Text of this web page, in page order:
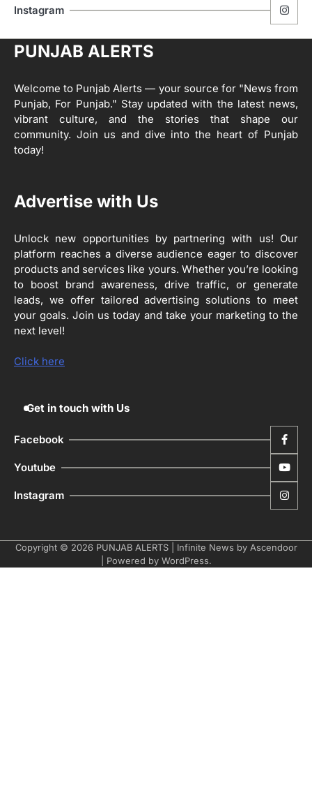
5
ਮੋਦੀ ਜੀ ਪੁਲਿਸ ਦੇ ਦਮ ‘ਤੇ ਨੈਸ਼ਨਲ ਟਾਊਨਹਾਲ
ਅਗੇਂਸਟ ਈ-20 ਨੂੰ ਰੋਕਣ ਦੀ ਕੋਸ਼ਿਸ਼ ਕਰ ਰਹੇ
ਹਨ- ਕੇਜਰੀਵਾਲ
Editor
Editor
2
ਖੇਤੀਬਾੜੀ ਵਿਭਾਗ ਵੱਲੋਂ ‘ਮਿਸ਼ਨ ਫਾਰ ਕਾਟਨ
ਪ੍ਰੋਡਕਟੀਵਿਟੀ’ ਅਧੀਨ ਪਿੰਡ ਬਧਾਈ ਵਿਖੇ ‘ਖੇਤ
ਰਾਸ਼ਟਰੀ ਮਨੁੱਖੀ ਅਧਿਕਾਰ ਕਮਿਸ਼ਨ ਦੇ ਮੈਂਬਰ
ਸਕੀਮਾਂ ਦਾ ਜਾਇਜ਼ਾ
Editor
4
ਹੁਸ਼ਿਆਰਪੁਰ ਜ਼ਿਲ੍ਹੇ ਵ‘ ਈ.ਐੱਫ. ਡਿਜੀਟਾਈਜ਼ੇਸ਼ਨ
ਦਾ ਕੰਮ 99.92 ਫੀਸਦੀ ਮੁਕੰਮਲ: ਜ਼ਿਲ੍ਹਾ ਚੋਣ
ਅਫ਼ਸਰ
Editor
Instagram
PUNJAB ALERTS
Welcome to Punjab Alerts — your source for "News from
Punjab, For Punjab." Stay updated with the latest news,
vibrant culture, and the stories that shape our
community. Join us and dive into the heart of Punjab
today!
Advertise with Us
Unlock new opportunities by partnering with us! Our
platform reaches a diverse audience eager to discover
products and services like yours. Whether you’re looking
to boost brand awareness, drive traffic, or generate
leads, we offer tailored advertising solutions to meet
your goals. Join us today and take your marketing to the
next level!
Click here
Get in touch with Us
Facebook
Youtube
Instagram
Copyright © 2026 PUNJAB ALERTS| Infinite News by Ascendoor
| Powered by WordPress.